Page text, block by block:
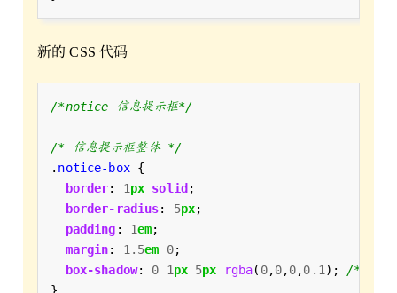
新的 CSS 代码
/*notice 信息提示框*/
/* 信息提示框整体 */
. notice-box
border: 1px solid
border-radius: 5px
padding : 1em
margin: 1.5em 0
box-shadow: 0 1px 5px rgba( 0,0,0,0.1 ); /*这段